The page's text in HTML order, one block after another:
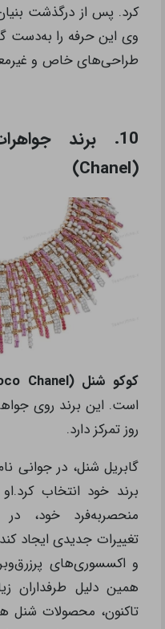
وی این حرفه را به‌دست
طراحی‌های خاص و
10. برند
(Chanel)
کوکو شنل (Coco Chanel)
است. این برند روی
روز تمرکز دارد.
گابریل شنل، در جوانی
برند خود انتخاب
منحصربه‌فرد خود،
تغییرات جدیدی ایجاد
و اکسسوری‌های
همین دلیل طرفداران
تاکنون، محصولات شنل